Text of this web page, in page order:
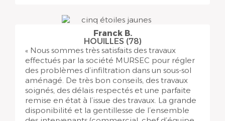
Franck B.
HOUILLES (78)
« Nous sommes très satisfaits des travaux
effectués par la société MURSEC pour régler
des problèmes d’infiltration dans un sous-sol
aménagé. De très bon conseils, des travaux
soignés, des délais respectés et une parfaite
remise en état à l’issue des travaux. La grande
disponibilité et la gentillesse de l’ensemble